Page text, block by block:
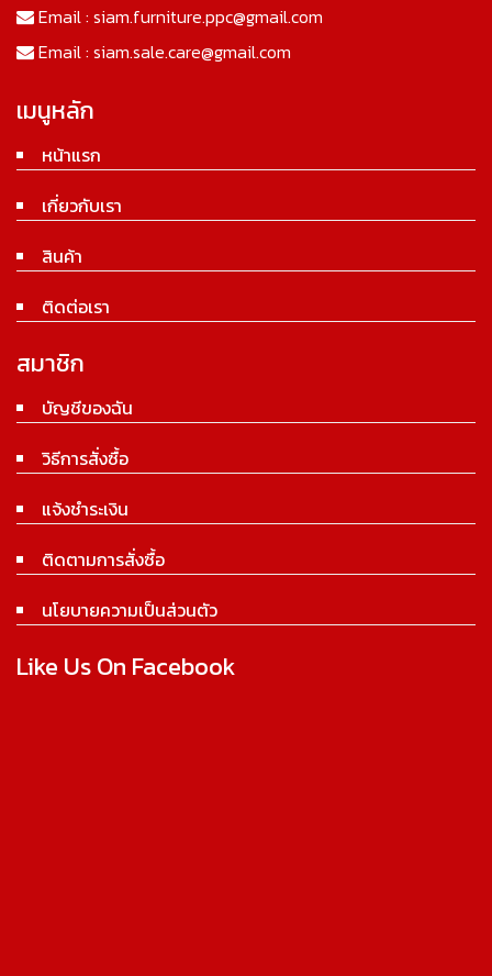
Email : siam.furniture.ppc@gmail.com
Email : siam.sale.care@gmail.com
เมนูหลัก
หน้าแรก
เกี่ยวกับเรา
สินค้า
ติดต่อเรา
สมาชิก
บัญชีของฉัน
วิธีการสั่งซื้อ
แจ้งชำระเงิน
ติดตามการสั่งซื้อ
นโยบายความเป็นส่วนตัว
Like Us On Facebook